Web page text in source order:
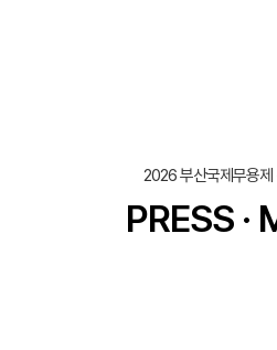
2026 부산국제무용제
PRESS ·